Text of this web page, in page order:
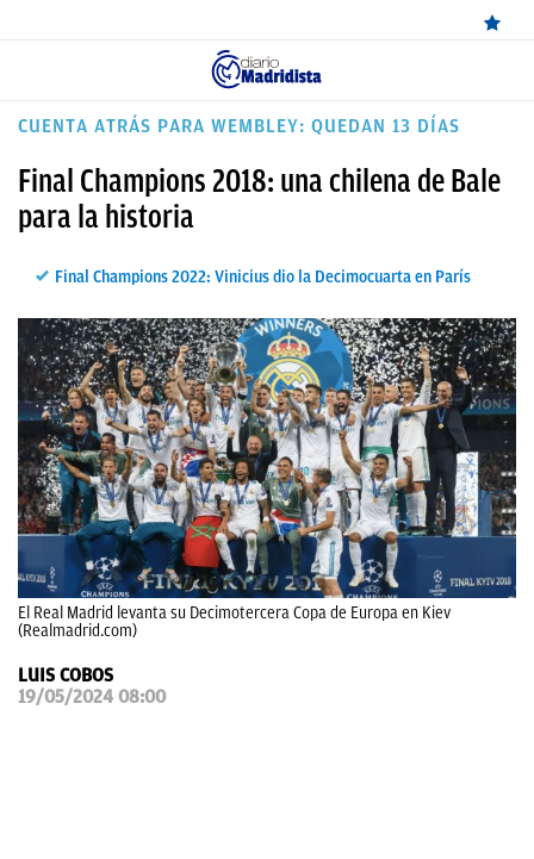
ÚLTIMAS
REAL
CANTERA
FICHAJES
DIRECTO
FEMENINO
PAPARAZZI
OKDIARIO
CUENTA ATRÁS PARA WEMBLEY: QUEDAN 13 DÍAS
Final Champions 2018: una chilena de Bale
para la historia
Final Champions 2022: Vinicius dio la Decimocuarta en París
El Real Madrid levanta su Decimotercera Copa de Europa en Kiev
(Realmadrid.com)
LUIS COBOS
19/05/2024 08:00